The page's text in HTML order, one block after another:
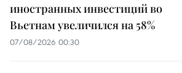
иностранных инвестиций во
Вьетнам увеличился на 58%
07/08/2026 00:30